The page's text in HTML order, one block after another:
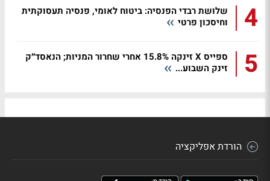
4
שלושת רבדי הפנסיה: ביטוח לאומי, פנסיה תעסוקתית
וחיסכון פרטי
5
ספייס X זינקה 15.8% אחרי שחרור המניות; הנאסד״ק
זינק השבוע...
הורדת אפליקציה